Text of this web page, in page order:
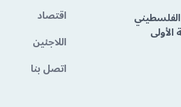
اقتصاد
اللاجئين
اتصل بنا